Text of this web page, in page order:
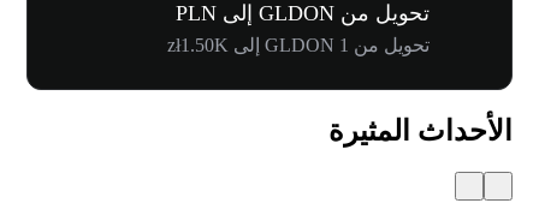
تحويل من GLDON إلى PLN
تحويل من 1 GLDON إلى zł1.50K
الأحداث المثيرة